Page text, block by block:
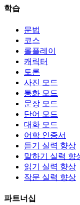
학습
문법
코스
롤플레이
캐릭터
토론
사진 모드
통화 모드
문장 모드
단어 모드
대화 모드
어학 인증서
듣기 실력 향상
말하기 실력 향
읽기 실력 향상
작문 실력 향상
파트너십